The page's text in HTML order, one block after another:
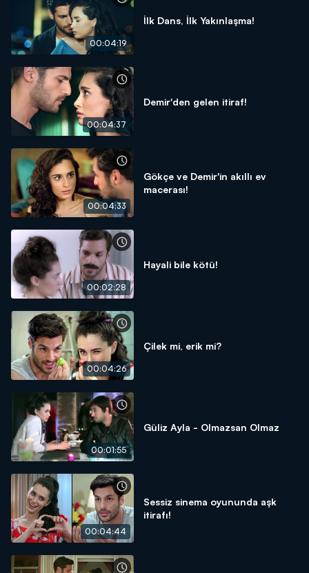
00:04:19
İlk Dans, İlk Yakınlaşma!
00:04:37
Demir'den gelen itiraf!
00:04:33
Gökçe ve Demir'in akıllı ev
macerası!
00:02:28
Hayali bile kötü!
00:04:26
Çilek mi, erik mi?
00:01:55
Güliz Ayla - Olmazsan Olmaz
00:04:44
Sessiz sinema oyununda aşk
itirafı!